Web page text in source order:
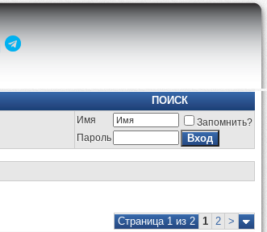
ПОИСК
Имя
Запомнить?
Пароль
Страница 1 из 2 1 2 >